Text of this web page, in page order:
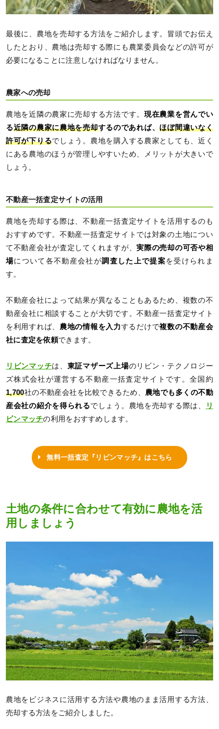
最後に、農地を売却する方法をご紹介します。冒頭でお伝え
したとおり、農地は売却する際にも農業委員会などの許可が
必要になることに注意しなければなりません。
農家への売却
農地を近隣の農家に売却する方法です。 現在農業を営んでい
る近隣の農家に農地を売却するのであれば、ほぼ間違いなく
許可が下りるでしょう。農地を購入する農家としても、近く
にある農地のほうが管理しやすいため、メリットが大きいで
しょう。
不動産一括査定サイトの活用
農地を売却する際は、不動産一括査定サイトを活用するのも
おすすめです。不動産一括査定サイトでは対象の土地につい
て不動産会社が査定してくれますが、実際の売却の可否や相
場について各不動産会社が調査した上で提案を受けられま
す。
不動産会社によって結果が異なることもあるため、複数の不
動産会社に相談することが大切です。不動産一括査定サイト
を利用すれば、 農地の情報を入力するだけで複数の不動産会
社に査定を依頼できます。
リビンマッチは、 東証マザーズ上場のリビン・テクノロジー
ズ株式会社が運営する不動産一括査定サイトです。全国約
1,700社の不動産会社を比較できるため、 農地でも多くの不動
産会社の紹介を得られるでしょう。農地を売却する際は、
リ
ビンマッチの利用をおすすめします。
無料一括査定『リビンマッチ』はこちら
土地の条件に合わせて有効に農地を活
用しましょう
農地をビジネスに活用する方法や農地のまま活用する方法、
売却する方法をご紹介しました。